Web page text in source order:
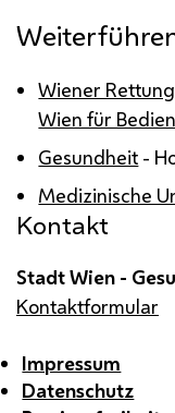
Wiener
Wien für
Gesundheit -
Medizinische
Kontakt
Stadt Wien -
Kontaktformular
Impressum
Datenschutz